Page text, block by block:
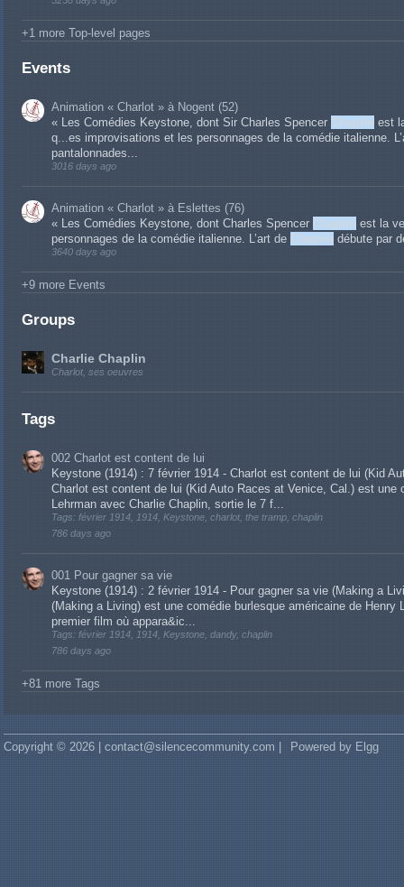
+1 more Top-level pages
Events
Animation « Charlot » à Nogent (52)
« Les Comédies Keystone, dont Sir Charles Spencer Chaplin est
q...es improvisations et les personnages de la comédie italienne.
pantalonnades...
3016 days ago
Animation « Charlot » à Eslettes (76)
« Les Comédies Keystone, dont Charles Spencer Chaplin est la
personnages de la comédie italienne. L’art de Chaplin débute par
3640 days ago
+9 more Events
Groups
Charlie Chaplin
Charlot, ses oeuvres
Tags
002 Charlot est content de lui
Keystone (1914) : 7 février 1914 - Charlot est content de lui (Kid
Charlot est content de lui (Kid Auto Races at Venice, Cal.) est une
Lehrman avec Charlie Chaplin, sortie le 7 f...
Tags: février 1914, 1914, Keystone, charlot, the tramp, chaplin
786 days ago
001 Pour gagner sa vie
Keystone (1914) : 2 février 1914 - Pour gagner sa vie (Making a
(Making a Living) est une comédie burlesque américaine de Henry
premier film où appara&ic...
Tags: février 1914, 1914, Keystone, dandy, chaplin
786 days ago
+81 more Tags
Copyright © 2026 | contact@silencecommunity.com | Powered by Elgg